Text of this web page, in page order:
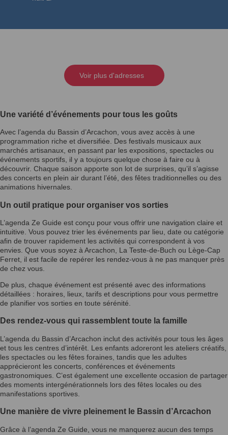
Voir plus d'adresses
Une variété d’événements pour tous les goûts
Avec l’agenda du Bassin d’Arcachon, vous avez accès à une
programmation riche et diversifiée. Des festivals musicaux aux
marchés artisanaux, en passant par les expositions, spectacles ou
événements sportifs, il y a toujours quelque chose à faire ou à
découvrir. Chaque saison apporte son lot de surprises, qu’il s’agisse
des concerts en plein air durant l’été, des fêtes traditionnelles ou des
animations hivernales.
Un outil pratique pour organiser vos sorties
L’agenda Ze Guide est conçu pour vous offrir une navigation claire et
intuitive. Vous pouvez trier les événements par lieu, date ou catégorie
afin de trouver rapidement les activités qui correspondent à vos
envies. Que vous soyez à Arcachon, La Teste-de-Buch ou Lège-Cap
Ferret, il est facile de repérer les rendez-vous à ne pas manquer près
de chez vous.
De plus, chaque événement est présenté avec des informations
détaillées : horaires, lieux, tarifs et descriptions pour vous permettre
de planifier vos sorties en toute sérénité.
Des rendez-vous qui rassemblent toute la famille
L’agenda du Bassin d’Arcachon inclut des activités pour tous les âges
et tous les centres d’intérêt. Les enfants adoreront les ateliers créatifs,
les spectacles ou les fêtes foraines, tandis que les adultes
apprécieront les concerts, conférences et événements
gastronomiques. C’est également une excellente occasion de partager
des moments intergénérationnels lors des fêtes locales ou des
manifestations sportives.
Une manière de vivre pleinement le Bassin d’Arcachon
Grâce à l’agenda Ze Guide, vous ne manquerez aucun des temps